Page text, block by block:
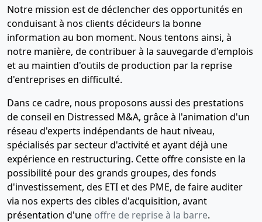
Notre mission est de déclencher des opportunités en
conduisant à nos clients décideurs la bonne
information au bon moment. Nous tentons ainsi, à
notre manière, de contribuer à la sauvegarde d'emplois
et au maintien d'outils de production par la reprise
d'entreprises en difficulté.
Dans ce cadre, nous proposons aussi des prestations
de conseil en Distressed M&A, grâce à l'animation d'un
réseau d'experts indépendants de haut niveau,
spécialisés par secteur d'activité et ayant déjà une
expérience en restructuring. Cette offre consiste en la
possibilité pour des grands groupes, des fonds
d'investissement, des ETI et des PME, de faire auditer
via nos experts des cibles d'acquisition, avant
présentation d'une offre de reprise à la barre.